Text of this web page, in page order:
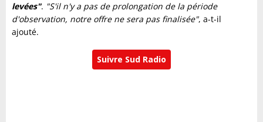
levées". "S'il n'y a pas de prolongation de la période
d'observation, notre offre ne sera pas finalisée", a-t-il
ajouté.
Suivre Sud Radio